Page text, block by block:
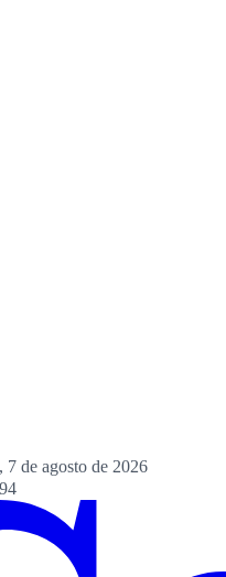
7 de agosto de 2026